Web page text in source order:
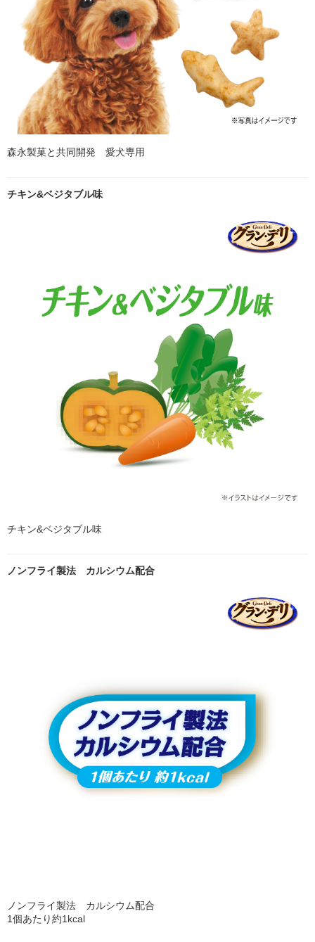
森永製菓と共同開発 愛犬専用
チキン&ベジタブル味
チキン&ベジタブル味
ノンフライ製法 カルシウム配合
ノンフライ製法 カルシウム配合
1個あたり約1kcal